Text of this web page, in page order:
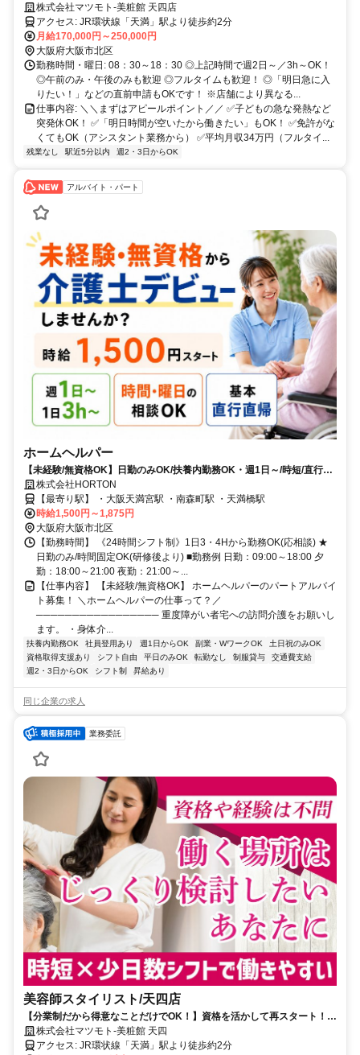
時にガッツリ稼げる◎子育て後のシフト増も大歓迎／週2～OK！
株式会社マツモト-美粧館 天四店
アクセス: JR環状線「天満」駅より徒歩約2分
月給170,000円～250,000円
大阪府大阪市北区
勤務時間・曜日: 08：30～18：30 ◎上記時間で週2日～／3h～OK！
◎午前のみ・午後のみも歓迎 ◎フルタイムも歓迎！ ◎「明日急に入
りたい！」などの直前申請もOKです！ ※店舗により異なる...
仕事内容: ＼＼まずはアピールポイント／／ ✅子どもの急な発熱など
突発休OK！ ✅「明日時間が空いたから働きたい」もOK！ ✅免許がな
くてもOK（アシスタント業務から） ✅平均月収34万円（フルタイ...
残業なし 駅近5分以内 週2・3日からOK
アルバイト・パート
ホームヘルパー
【未経験/無資格OK】日勤のみOK/扶養内勤務OK・週1日～/時短/直行直
帰可/土日祝休み相談可
株式会社HORTON
【最寄り駅】 ・大阪天満宮駅 ・南森町駅 ・天満橋駅
時給1,500円～1,875円
大阪府大阪市北区
【勤務時間】 《24時間シフト制》1日3・4Hから勤務OK(応相談) ★
日勤のみ/時間固定OK(研修後より) ■勤務例 日勤：09:00～18:00 夕
勤：18:00～21:00 夜勤：21:00～...
【仕事内容】 【未経験/無資格OK】 ホームヘルパーのパートアルバイ
ト募集！ ＼ホームヘルパーの仕事って？／
───────────────── 重度障がい者宅への訪問介護をお願いし
ます。 ・身体介...
扶養内勤務OK 社員登用あり 週1日からOK 副業・WワークOK
土日祝のみOK
資格取得支援あり
シフト自由 平日のみOK 転勤なし 制服貸与
交通費支給
週2・3日からOK
シフト制 昇給あり
同じ企業の求人
業務委託
美容師スタイリスト/天四店
【分業制だから得意なことだけでOK！】資格を活かして再スタート！休
眠美容師さん歓迎◎ 残業なし/ブランクOK
株式会社マツモト-美粧館 天四
アクセス: JR環状線「天満」駅より徒歩約2分